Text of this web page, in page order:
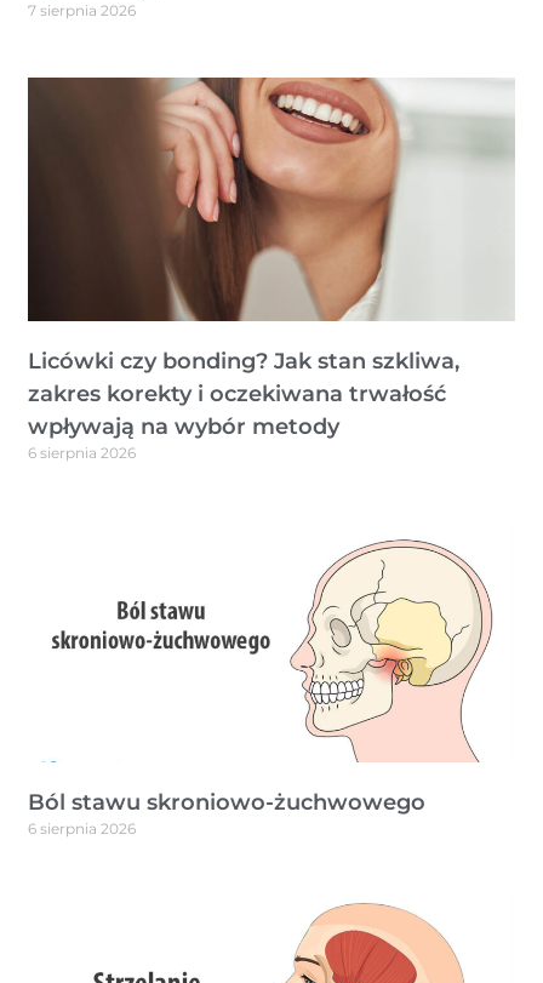
7 sierpnia 2026
Licówki czy bonding? Jak stan szkliwa,
zakres korekty i oczekiwana trwałość
wpływają na wybór metody
6 sierpnia 2026
Ból stawu skroniowo-żuchwowego
6 sierpnia 2026